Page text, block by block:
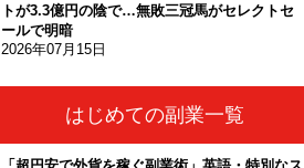
トが3.3億円の陰で…無敗三冠馬がセレクトセ
ールで明暗
2026年07月15日
はじめての副業一覧